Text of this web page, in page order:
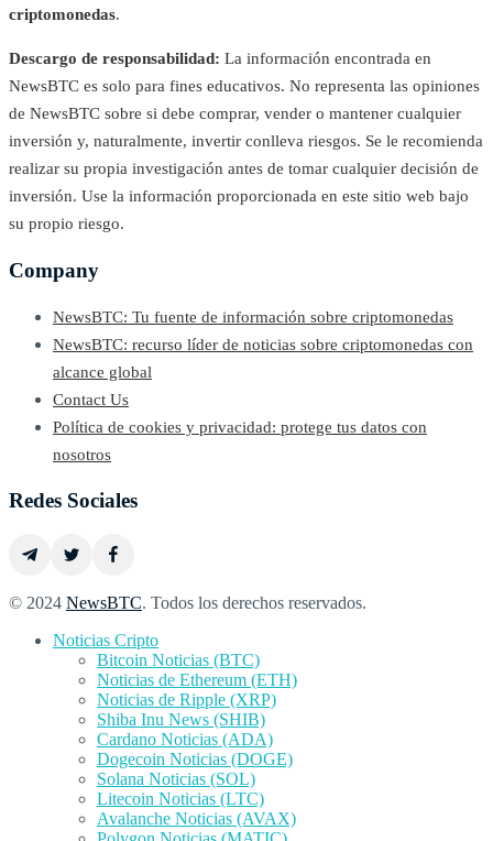
criptomonedas.
Descargo de responsabilidad: La información encontrada en
NewsBTC es solo para fines educativos. No representa las opiniones
de NewsBTC sobre si debe comprar, vender o mantener cualquier
inversión y, naturalmente, invertir conlleva riesgos. Se le recomienda
realizar su propia investigación antes de tomar cualquier decisión de
inversión. Use la información proporcionada en este sitio web bajo
su propio riesgo.
Company
NewsBTC: Tu fuente de información sobre criptomonedas
NewsBTC: recurso líder de noticias sobre criptomonedas con
alcance global
Contact Us
Política de cookies y privacidad: protege tus datos con
nosotros
Redes Sociales
© 2024 NewsBTC. Todos los derechos reservados.
Noticias Cripto
Bitcoin Noticias (BTC)
Noticias de Ethereum (ETH)
Noticias de Ripple (XRP)
Shiba Inu News (SHIB)
Cardano Noticias (ADA)
Dogecoin Noticias (DOGE)
Solana Noticias (SOL)
Litecoin Noticias (LTC)
Avalanche Noticias (AVAX)